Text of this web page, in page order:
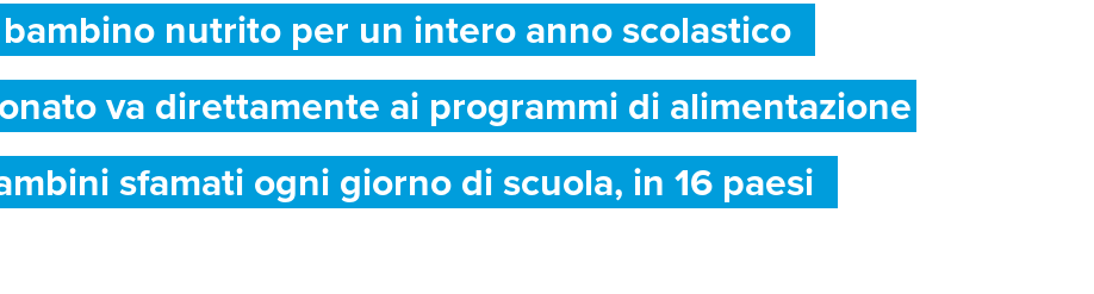
nutrito per un intero anno scolastico
va direttamente ai programmi di alimentazione
sfamati ogni giorno di scuola, in 16 paesi